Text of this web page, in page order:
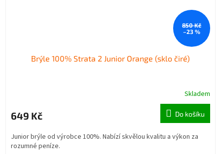
850 Kč
–23 %
Brýle 100% Strata 2 Junior Orange (sklo čiré)
Skladem
649 Kč Do košíku
Junior brýle od výrobce 100%. Nabízí skvělou kvalitu a výkon za
rozumné peníze.